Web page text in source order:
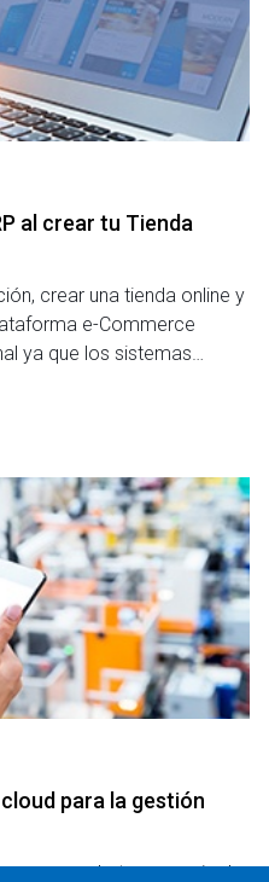
al crear tu Tienda
crear una tienda online y
e-Commerce
ya que los sistemas…
para la gestión
vamos a darte una serie de